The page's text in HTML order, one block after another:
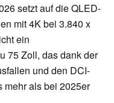
setzt auf die QLED-
mit 4K bei 3.840 x
ein
75 Zoll, das dank der
und den DCI-
mehr als bei 2025er